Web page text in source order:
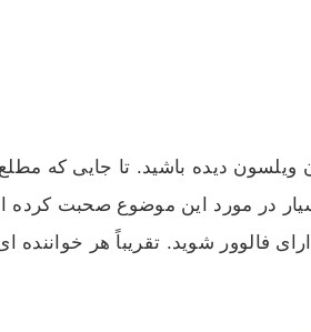
ویلسون دیده باشید. تا جایی که
در مورد این موضوع صحبت
فالوور شوید. تقریباً هر خواننده